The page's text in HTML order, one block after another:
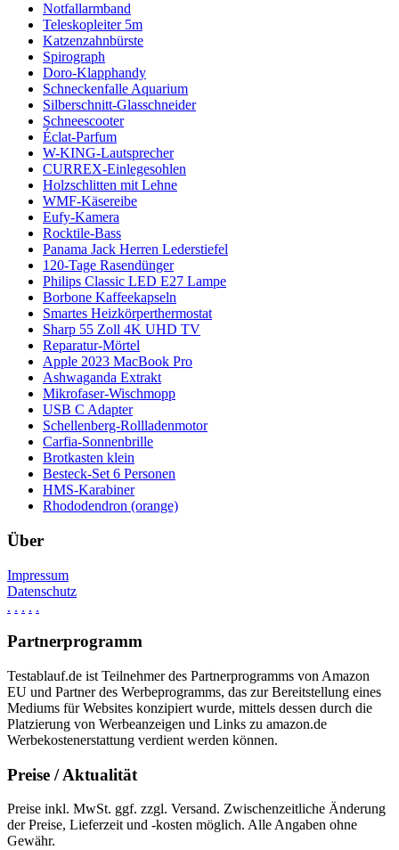
Notfallarmband
Teleskopleiter 5m
Katzenzahnbürste
Spirograph
Doro-Klapphandy
Schneckenfalle Aquarium
Silberschnitt-Glasschneider
Schneescooter
Éclat-Parfum
W-KING-Lautsprecher
CURREX-Einlegesohlen
Holzschlitten mit Lehne
WMF-Käsereibe
Eufy-Kamera
Rocktile-Bass
Panama Jack Herren Lederstiefel
120-Tage Rasendünger
Philips Classic LED E27 Lampe
Borbone Kaffeekapseln
Smartes Heizkörperthermostat
Sharp 55 Zoll 4K UHD TV
Reparatur-Mörtel
Apple 2023 MacBook Pro
Ashwaganda Extrakt
Mikrofaser-Wischmopp
USB C Adapter
Schellenberg-Rollladenmotor
Carfia-Sonnenbrille
Brotkasten klein
Besteck-Set 6 Personen
HMS-Karabiner
Rhododendron (orange)
Über
Impressum
Datenschutz
. . . . .
Partnerprogramm
Testablauf.de ist Teilnehmer des Partnerprogramms von Amazon
EU und Partner des Werbeprogramms, das zur Bereitstellung eines
Mediums für Websites konzipiert wurde, mittels dessen durch die
Platzierung von Werbeanzeigen und Links zu amazon.de
Werbekostenerstattung verdient werden können.
Preise / Aktualität
Preise inkl. MwSt. ggf. zzgl. Versand. Zwischenzeitliche Änderung
der Preise, Lieferzeit und -kosten möglich. Alle Angaben ohne
Gewähr.